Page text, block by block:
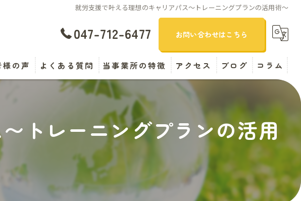
就労支援で叶える理想のキャリアパス〜トレーニングプランの活用術〜
047-712-6477 お問い合わせはこちら
の声 よくある質問 当事業所の特徴
精神障がい
引きこもり
自立支援
B型
求人
アクセス
漫画特集
ブログ コラム
トレーニングプランの活用